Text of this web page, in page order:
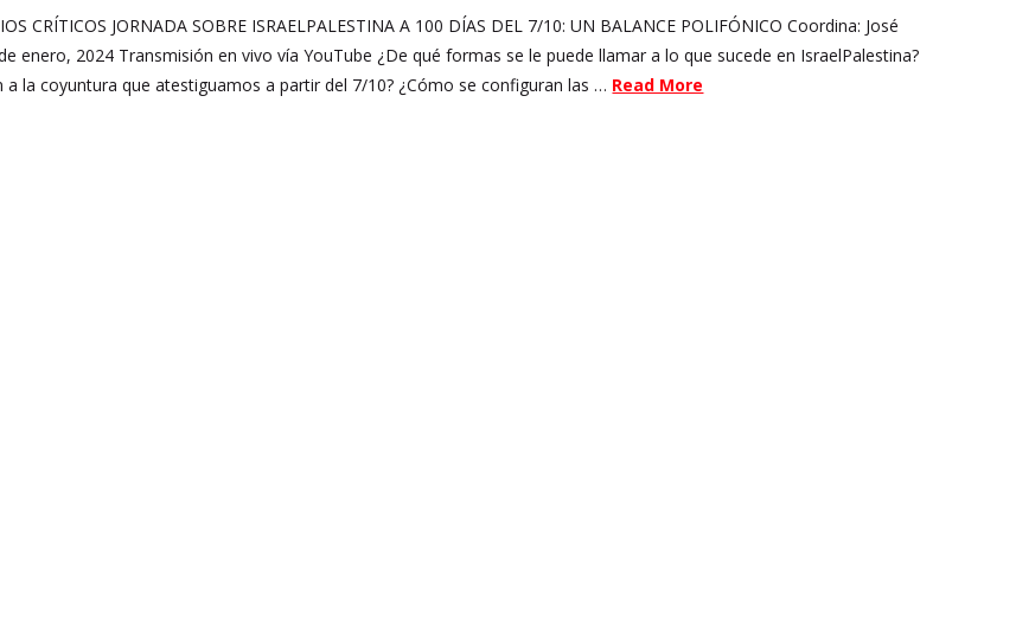
CRÍTICOS JORNADA SOBRE ISRAELPALESTINA A 100 DÍAS DEL 7/10: UN BALANCE POLIFÓNICO Coordina: José
enero, 2024 Transmisión en vivo vía YouTube ¿De qué formas se le puede llamar a lo que sucede en IsraelPalestina?
a la coyuntura que atestiguamos a partir del 7/10? ¿Cómo se configuran las … Read More